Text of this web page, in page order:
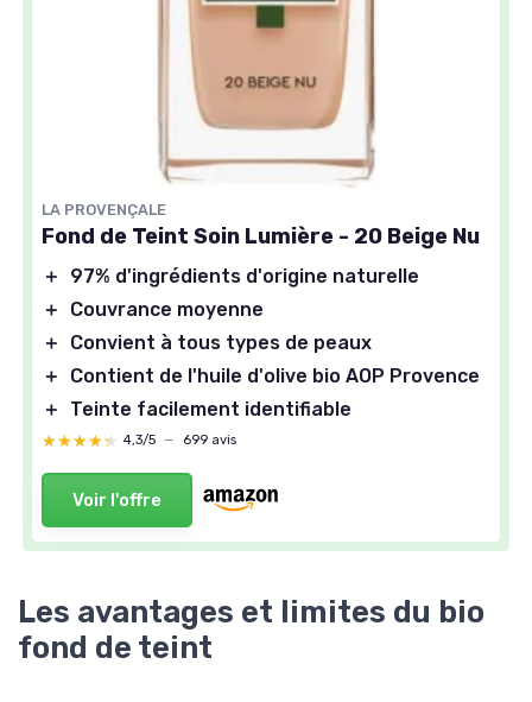
LA PROVENÇALE
Fond de Teint Soin Lumière - 20 Beige Nu
＋
97% d'ingrédients d'origine naturelle
＋
Couvrance moyenne
＋
Convient à tous types de peaux
＋
Contient de l'huile d'olive bio AOP Provence
＋
Teinte facilement identifiable
★★★★★
★★★★★ 4,3/5 — 699 avis
Voir l'offre
Les avantages et limites du bio
fond de teint